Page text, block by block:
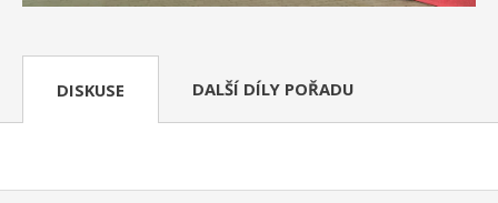
DISKUSE DALŠÍ DÍLY POŘADU